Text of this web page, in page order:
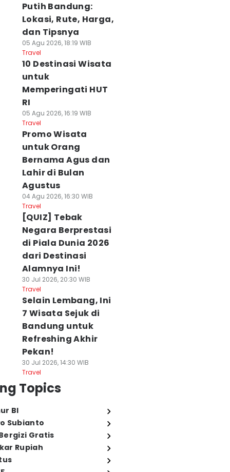
Putih Bandung:
Lokasi, Rute, Harga,
dan Tipsnya
05 Agu 2026, 18:19 WIB
Travel
10 Destinasi Wisata
untuk
Memperingati HUT
RI
05 Agu 2026, 16:19 WIB
Travel
Promo Wisata
untuk Orang
Bernama Agus dan
Lahir di Bulan
Agustus
04 Agu 2026, 16:30 WIB
Travel
[QUIZ] Tebak
Negara Berprestasi
di Piala Dunia 2026
dari Destinasi
Alamnya Ini!
30 Jul 2026, 20:30 WIB
Travel
Selain Lembang, Ini
7 Wisata Sejuk di
Bandung untuk
Refreshing Akhir
Pekan!
30 Jul 2026, 14:30 WIB
Travel
Topics
BI
Subianto
Gratis
Rupiah